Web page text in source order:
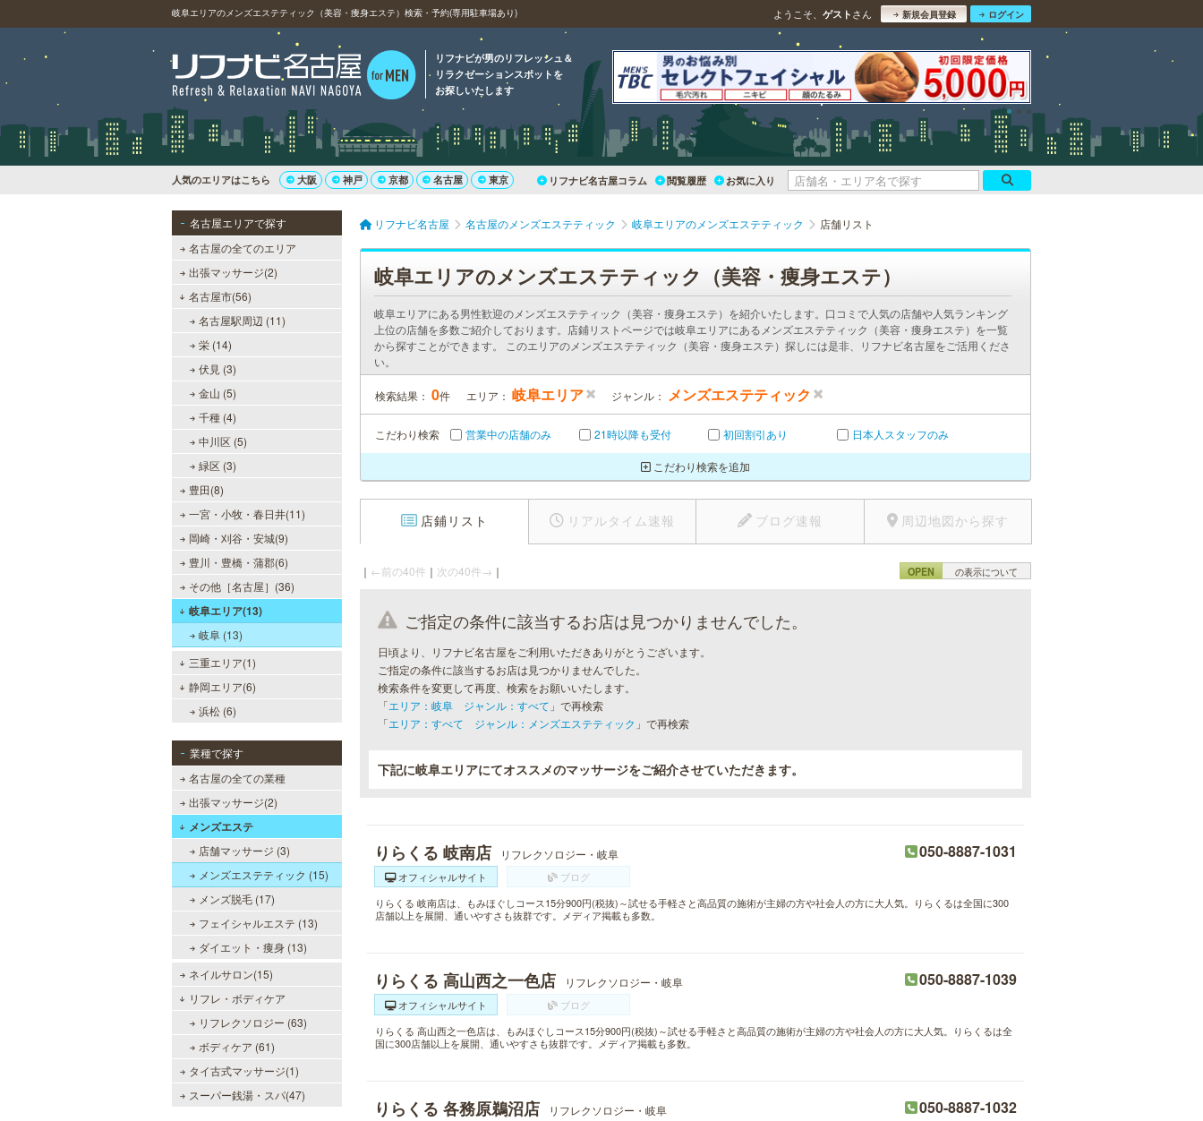
岐阜エリアのメンズエステティック（美容・痩身エステ）検索・予約(専用駐車場あり) ようこそ、 ゲスト さん 新規会員登録 ログイン
リフナビが男のリフレッシュ＆
リラクゼーションスポットを
お探しいたします
人気のエリアはこちら 大阪 神戸 京都 名古屋 東京 リフナビ名古屋コラム 閲覧履歴 お気に入り
名古屋エリアで探す
名古屋の全てのエリア
出張マッサージ(2)
名古屋市(56)
名古屋駅周辺 (11)
栄 (14)
伏見 (3)
金山 (5)
千種 (4)
中川区 (5)
緑区 (3)
豊田(8)
一宮・小牧・春日井(11)
岡崎・刈谷・安城(9)
豊川・豊橋・蒲郡(6)
その他［名古屋］(36)
岐阜エリア(13)
岐阜 (13)
三重エリア(1)
静岡エリア(6)
浜松 (6)
業種で探す
名古屋の全ての業種
出張マッサージ(2)
メンズエステ
店舗マッサージ (3)
メンズエステティック (15)
メンズ脱毛 (17)
フェイシャルエステ (13)
ダイエット・痩身 (13)
ネイルサロン(15)
リフレ・ボディケア
リフレクソロジー (63)
ボディケア (61)
タイ古式マッサージ(1)
スーパー銭湯・スパ(47)
リフナビ名古屋 名古屋のメンズエステティック 岐阜エリアのメンズエステティック 店舗リスト
岐阜エリアのメンズエステティック（美容・痩身エステ）
岐阜エリアにある男性歓迎のメンズエステティック（美容・痩身エステ）を紹介いたします。口コミで人気の店舗や人気ランキング
上位の店舗を多数ご紹介しております。店鋪リストページでは岐阜エリアにあるメンズエステティック（美容・痩身エステ）を一覧
から探すことができます。 このエリアのメンズエステティック（美容・痩身エステ）探しには是非、リフナビ名古屋をご活用くださ
い。
検索結果： 0件 エリア： 岐阜エリア ジャンル： メンズエステティック
こだわり検索 営業中の店舗のみ 21時以降も受付 初回割引あり 日本人スタッフのみ
こだわり検索を追加
店鋪リスト リアルタイム速報 ブログ速報 周辺地図から探す
｜ ←前の40件 ｜ 次の40件→ ｜ OPEN の表示について
ご指定の条件に該当するお店は見つかりませんでした。
日頃より、リフナビ名古屋をご利用いただきありがとうございます。
ご指定の条件に該当するお店は見つかりませんでした。
検索条件を変更して再度、検索をお願いいたします。
「エリア：岐阜 ジャンル：すべて 」で再検索
「エリア：すべて ジャンル：メンズエステティック 」で再検索
下記に岐阜エリアにてオススメのマッサージをご紹介させていただきます。
りらくる 岐南店 リフレクソロジー・岐阜 050-8887-1031
オフィシャルサイト
ブログ
りらくる 岐南店は、もみほぐしコース15分900円(税抜)～試せる手軽さと高品質の施術が主婦の方や社会人の方に大人気。りらくるは全国に300
店舗以上を展開、通いやすさも抜群です。メディア掲載も多数。
りらくる 高山西之一色店 リフレクソロジー・岐阜 050-8887-1039
オフィシャルサイト
ブログ
りらくる 高山西之一色店は、もみほぐしコース15分900円(税抜)～試せる手軽さと高品質の施術が主婦の方や社会人の方に大人気。りらくるは全
国に300店舗以上を展開、通いやすさも抜群です。メディア掲載も多数。
りらくる 各務原鵜沼店 リフレクソロジー・岐阜 050-8887-1032